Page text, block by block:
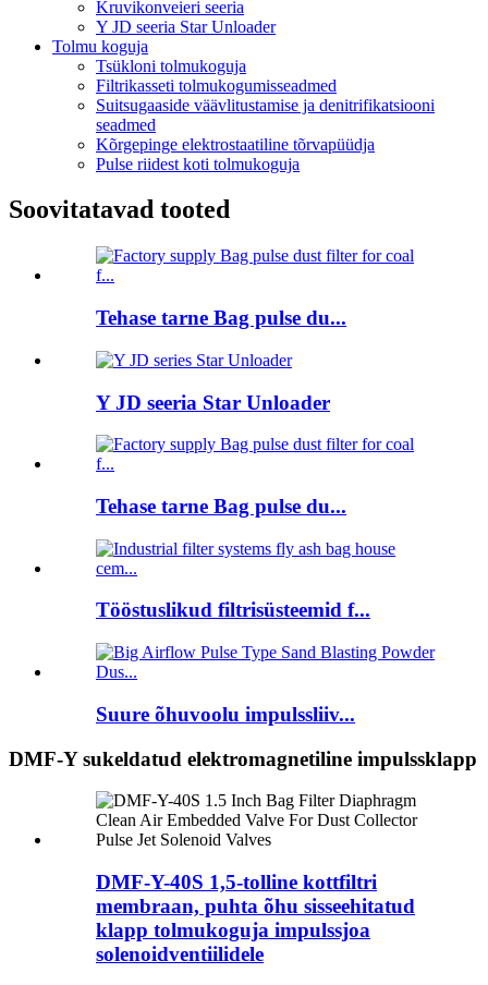
Kruvikonveieri seeria
Y JD seeria Star Unloader
Tolmu koguja
Tsükloni tolmukoguja
Filtrikasseti tolmukogumisseadmed
Suitsugaaside väävlitustamise ja denitrifikatsiooni
seadmed
Kõrgepinge elektrostaatiline tõrvapüüdja
Pulse riidest koti tolmukoguja
Soovitatavad tooted
Tehase tarne Bag pulse du...
Y JD seeria Star Unloader
Tehase tarne Bag pulse du...
Tööstuslikud filtrisüsteemid f...
Suure õhuvoolu impulssliiv...
DMF-Y sukeldatud elektromagnetiline impulssklapp
DMF-Y-40S 1,5-tolline kottfiltri
membraan, puhta õhu sisseehitatud
klapp tolmukoguja impulssjoa
solenoidventiilidele